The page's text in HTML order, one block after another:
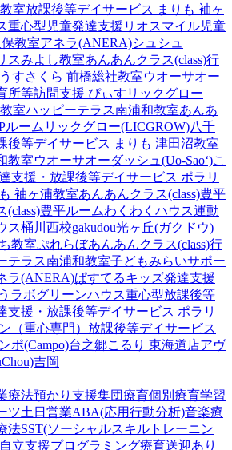
室放課後等デイサービス まりも 袖ヶ
重心型児童発達支援 リオスマイル児童
教室アネラ(ANERA)シュシュ
スみよし教室あんあんクラス(class)行
すさくら 前橋総社教室ウオーサオー
所等訪問支援 ぴぃす リックグロー
室ハッピーテラス南浦和教室あんあ
ルーム リックグロー(LICGROW)八千
後等デイサービス まりも 津田沼教室
教室ウオーサオーダッシュ(Uo-Sao‘)こ
支援・放課後等デイサービス ポラリ
袖ヶ浦教室あんあんクラス(class)豊平
(class)豊平ルームわくわくハウス運動
ス桶川西校gakudou光ヶ丘(ガクドウ)
教室ぷれらぼあんあんクラス(class)行
テラス南浦和教室子どもみらいサポー
ラ(ANERA)ぱすてるキッズ発達支援
ラボグリーンハウス重心型放課後等
支援・放課後等デイサービス ポラリ
（重心専門） 放課後等デイサービス
ポ(Campo)台之郷こるり 東海道店アヴ
吉岡
療法預かり支援集団療育個別療育学習
ツ土日営業ABA(応用行動分析)音楽療
法SST(ソーシャルスキルトレーニン
立支援プログラミング療育送迎あり